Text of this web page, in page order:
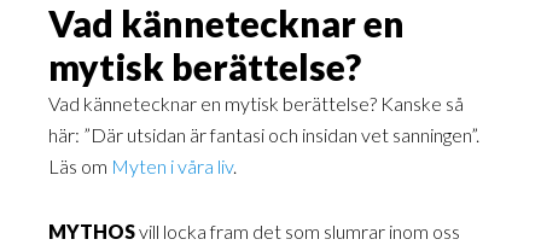
Vad kännetecknar en
mytisk berättelse?
Vad kännetecknar en mytisk berättelse? Kanske så
här: ”Där utsidan är fantasi och insidan vet sanningen”.
Läs om Myten i våra liv.
MYTHOSvill locka fram det som slumrar inom oss